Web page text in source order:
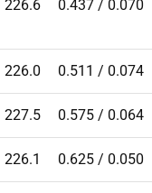
226.6 0.437 / 0.070
226.0 0.511 / 0.074
227.5 0.575 / 0.064
226.1 0.625 / 0.050